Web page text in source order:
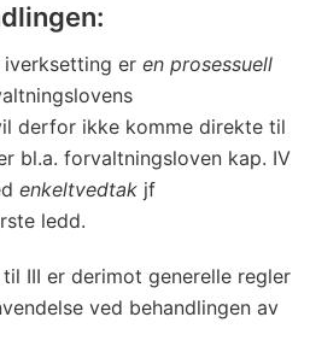
er en prosessuell
derfor ikke komme direkte til
bl.a. forvaltningsloven kap. IV
enkeltvedtak jf
ledd.
III er derimot generelle regler
ved behandlingen av